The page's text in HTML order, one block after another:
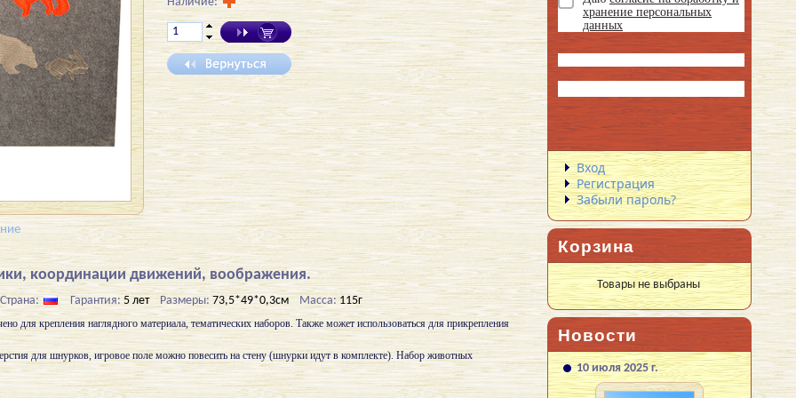
координации движений, воображения.
Страна: Гарантия: 5 лет Размеры: 73,5*49*0,3см Масса: 115г
для крепления наглядного материала, тематических наборов. Также может использоваться для прикрепления
для шнурков, игровое поле можно повесить на стену (шнурки идут в комплекте). Набор животных
хранение персональных
данных
Вход
Регистрация
Забыли пароль?
Корзина
Товары не выбраны
Новости
10 июля 2025 г.